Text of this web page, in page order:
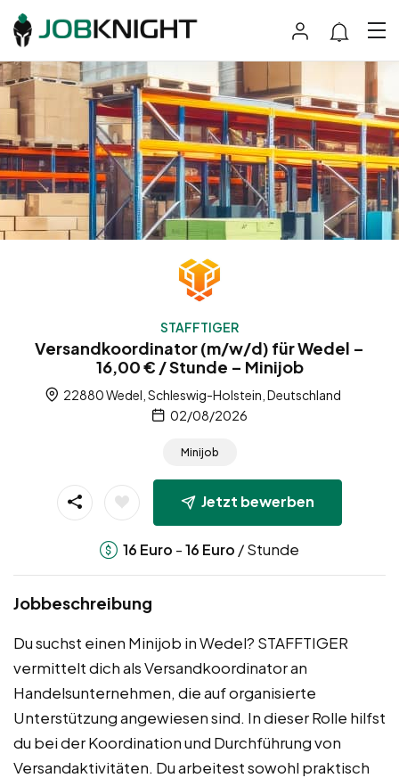
STAFFTIGER
Versandkoordinator (m/w/d) für Wedel –
16,00 € / Stunde – Minijob
22880 Wedel, Schleswig-Holstein, Deutschland
02/08/2026
Minijob
Jetzt bewerben
16 Euro -16 Euro / Stunde
Jobbeschreibung
Du suchst einen Minijob in Wedel? STAFFTIGER
vermittelt dich als Versandkoordinator an
Handelsunternehmen, die auf organisierte
Unterstützung angewiesen sind. In dieser Rolle hilfst
du bei der Koordination und Durchführung von
Versandaktivitäten. Du arbeitest sowohl praktisch